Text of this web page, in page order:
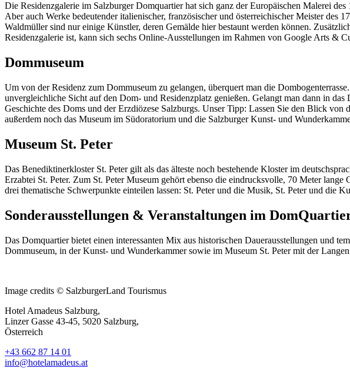
Die Residenzgalerie im Salzburger Domquartier hat sich ganz der Europäischen Malerei
Aber auch Werke bedeutender italienischer, französischer und österreichischer Meister
Waldmüller sind nur einige Künstler, deren Gemälde hier bestaunt werden können.
Residenzgalerie ist, kann sich sechs Online-Ausstellungen im Rahmen von Google Arts &
Dommuseum
Um von der Residenz zum Dommuseum zu gelangen, überquert man die
unvergleichliche Sicht auf den Dom- und Residenzplatz genießen. Gelangt man dann in
Geschichte des Doms und der Erzdiözese Salzburgs. Unser Tipp: Lassen Sie den Blick
außerdem noch das Museum im Südoratorium und die Salzburger Kunst- und
Museum St. Peter
Das Benediktinerkloster St. Peter gilt als das älteste noch bestehende Kloster im
Erzabtei St. Peter. Zum St. Peter Museum gehört ebenso die eindrucksvolle, 70 Meter
drei thematische Schwerpunkte einteilen lassen: St. Peter und die Musik, St. Peter und die
Sonderausstellungen & Veranstaltungen im
Das Domquartier bietet einen interessanten Mix aus historischen Dauerausstellungen und
Dommuseum, in der Kunst- und Wunderkammer sowie im Museum St. Peter mit der
Image credits © SalzburgerLand Tourismus
Hotel Amadeus Salzburg,
Linzer Gasse 43-45, 5020 Salzburg,
Österreich
+43 662 87 14 01
info@hotelamadeus.at